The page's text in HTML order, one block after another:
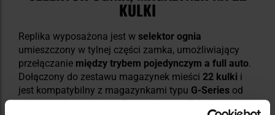
KULKI
Replika wyposażona jest w selektor ognia
umieszczony w tylnej części zamka, umożliwiający
przełączanie między trybem pojedynczym a full auto.
Dołączony do zestawu magazynek mieści 22 kulki i
jest kompatybilny z magazynkami typu G-Series od
producentów takich jak Tokyo Marui, WE, KJW czy